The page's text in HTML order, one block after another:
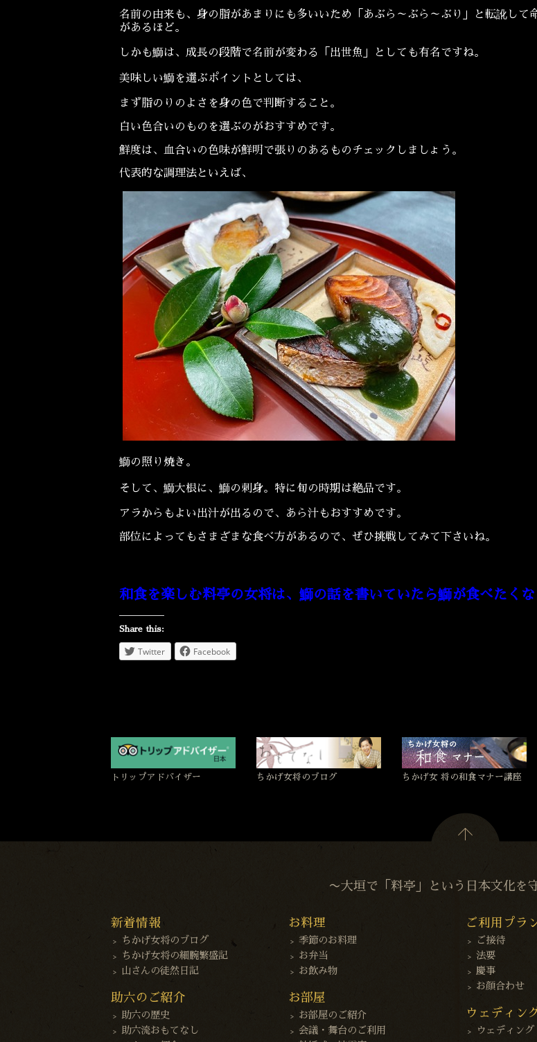
名前の由来も、身の脂があまりにも多いいため「あぶら～ぶら～ぶり」と転訛して
があるほど。
しかも鰤は、成長の段階で名前が変わる「出世魚」としても有名ですね。
美味しい鰤を選ぶポイントとしては、
まず脂のりのよさを身の色で判断すること。
白い色合いのものを選ぶのがおすすめです。
鮮度は、血合いの色味が鮮明で張りのあるものチェックしましょう。
代表的な調理法といえば、
鰤の照り焼き。
そして、鰤大根に、鰤の刺身。特に旬の時期は絶品です。
アラからもよい出汁が出るので、あら汁もおすすめです。
部位によってもさまざまな食べ方があるので、ぜひ挑戦してみて下さいね。
和食を楽しむ料亭の女将は、鰤の話を書いていたら鰤が食べたくな
Share this:
Twitter Facebook
トリップアドバイザー ちかげ女将のブログ ちかげ女 将の和食マナー講座
〜大垣で「料亭」という日本文化を
新着情報
ちかげ女将のブログ
ちかげ女将の細腕繁盛記
山さんの徒然日記
助六のご紹介
助六の歴史
助六流おもてなし
お料理
季節のお料理
お弁当
お飲み物
お部屋
お部屋のご紹介
会議・舞台のご利用
ご利用プラ
ご接待
法要
慶事
お顔合わせ
ウェディン
ウェディング